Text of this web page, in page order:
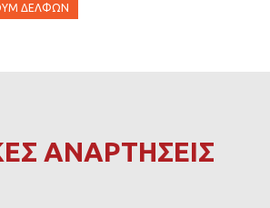
ΔΕΛΦΏΝ
ΑΝΑΡΤΗΣΕΙΣ